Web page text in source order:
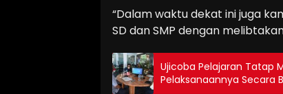
“Dalam waktu dekat ini juga
SD dan SMP dengan
Ujicoba Pelajaran Tatap
Pelaksanaannya Secara